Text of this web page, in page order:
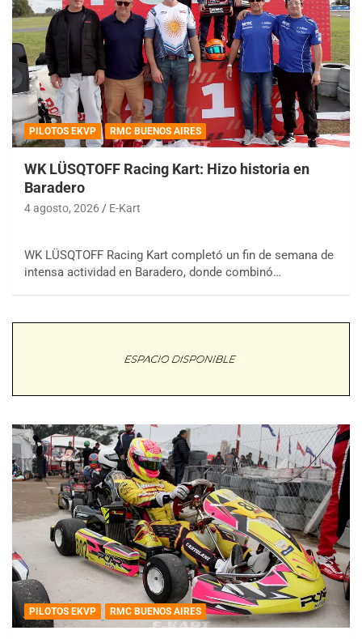
PILOTOS EKVP RMC BUENOS AIRES
WK LÜSQTOFF Racing Kart: Hizo historia en
Baradero
4 agosto, 2026 E-Kart
WK LÜSQTOFF Racing Kart completó un fin de semana de
intensa actividad en Baradero, donde combinó…
PILOTOS EKVP RMC BUENOS AIRES